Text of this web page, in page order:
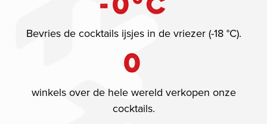
-0°C
Bevries de cocktails ijsjes in de vriezer (-18 °C).
0
winkels over de hele wereld verkopen onze
cocktails.